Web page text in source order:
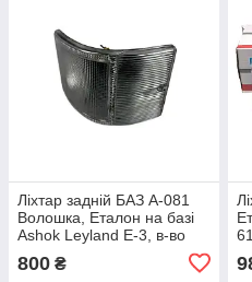
Ліхтар задній БАЗ А-081
Волошка, Еталон на базі
Ashok Leyland Е-3, в-во
800 ₴